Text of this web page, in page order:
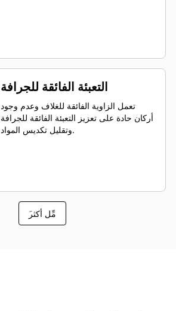
التعبئة الفائقة للجرافة
تعمل الزاوية الفائقة للغلاف وعدم وجود
أركان حادة على تعزيز التعبئة الفائقة للجرافة
وتقليل تكديس المواد.
َمِّل أكثر